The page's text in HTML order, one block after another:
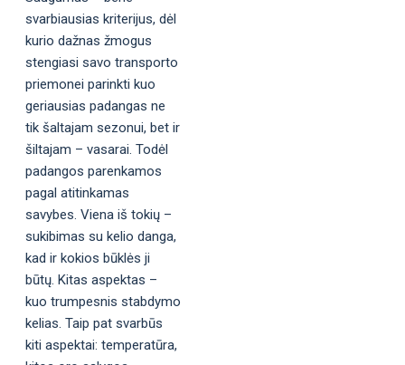
svarbiausias kriterijus, dėl
kurio dažnas žmogus
stengiasi savo transporto
priemonei parinkti kuo
geriausias padangas ne
tik šaltajam sezonui, bet ir
šiltajam – vasarai. Todėl
padangos parenkamos
pagal atitinkamas
savybes. Viena iš tokių –
sukibimas su kelio danga,
kad ir kokios būklės ji
būtų. Kitas aspektas –
kuo trumpesnis stabdymo
kelias. Taip pat svarbūs
kiti aspektai: temperatūra,